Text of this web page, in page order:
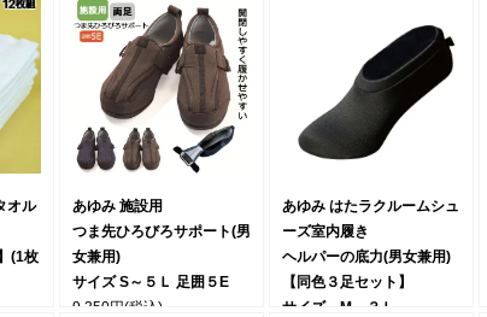
オル
(1枚
あゆみ 施設用
つま先ひろびろサポート(男
女兼用)
サイズ S～５Ｌ 足囲５E
9,350円(税込)
あゆみ はたラクルームシュ
ーズ室内履き
ヘルパーの底力(男女兼用)
【同色３足セット】
サイズ M～３Ｌ